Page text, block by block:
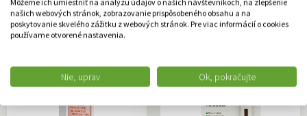
našich webových stránok, zobrazovanie prispôsobeného obsahu a na
poskytovanie skvelého zážitku z webových stránok. Pre viac informácií o cookies
používame otvorené nastavenia.
Nie, uprav Ok, pokračujte
DO KOŠÍKA DO KOŠÍKA